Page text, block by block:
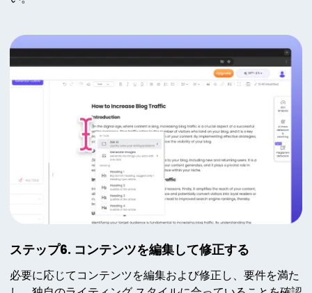
ステップ6. コンテンツを編集して修正する
必要に応じてコンテンツを編集および修正し、要件を満た